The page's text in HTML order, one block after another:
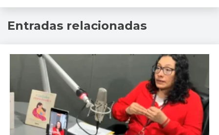
a
a
migrantes,
INPRFM,
Juan
Ramon
de
Entradas relacionadas